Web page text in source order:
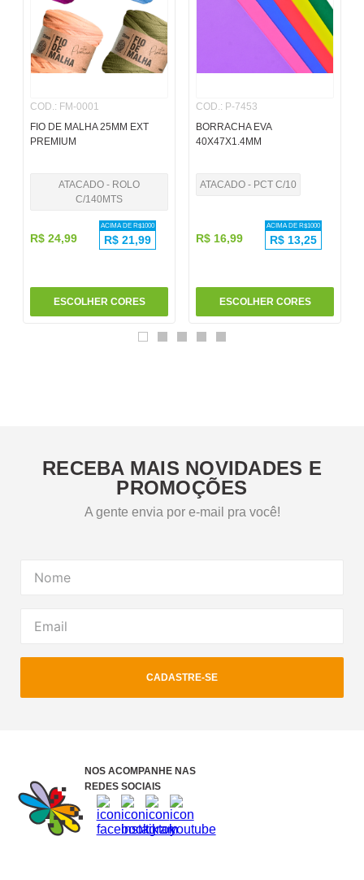
COD.: FM-0001
FIO DE MALHA 25MM EXT
PREMIUM
ATACADO - ROLO
C/140MTS
R$ 24,99
ACIMA DE R$1000
R$ 21,99
ESCOLHER CORES
COD.: P-7453
BORRACHA EVA
40X47X1.4MM
ATACADO - PCT C/10
R$ 16,99
ACIMA DE R$1000
R$ 13,25
ESCOLHER CORES
RECEBA MAIS NOVIDADES E
PROMOÇÕES
A gente envia por e-mail pra você!
CADASTRE-SE
NOS ACOMPANHE NAS
REDES SOCIAIS
pincel
º papel
º barbante
10º pasta